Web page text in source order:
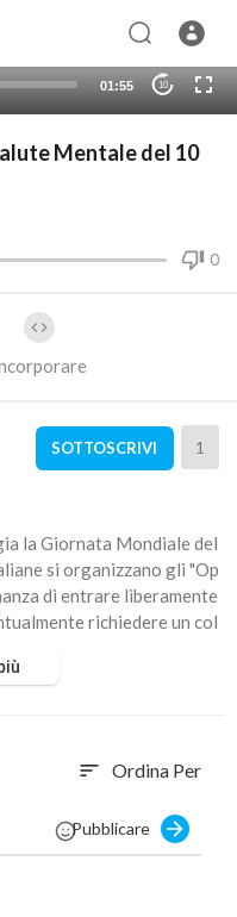
01:55 10
Mentale del 10
0
SOTTOSCRIVI 1
la Giornata Mondiale del
si organizzano gli "Op
di entrare liberamente
richiedere un col
schizofrenia, psic
https://bit.ly/2zGIJor
Bene, allora isc
sort Ordina Per
Pubblicare